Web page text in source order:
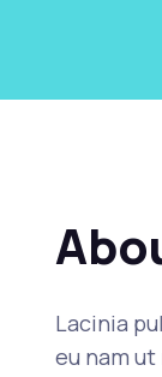
Lacinia
eu nam